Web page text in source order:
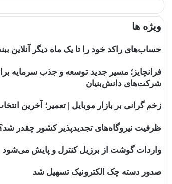
ویژه ها
حساب‌های راکد خود را تا یک ماه دیگر آنلاین
فرانچایز؛ مسیر جدید توسعه و جذب سرمایه
شرکت‌های دانش‌بنیان
زخم گرانی بر بازار موبایل | تعمیر؛ آخرین
ظرفیت نیروگاه‌های تجدیدپذیر کشور چقدر
واردات گوشت از برزیل کنترل و پایش می‌شود
صدور دسته چک الکترونیک تسهیل شد